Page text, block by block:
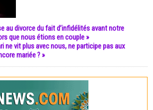
au divorce du fait d’infidélités avant notre
que nous étions en couple »
ne vit plus avec nous, ne participe pas aux
mariée ? »